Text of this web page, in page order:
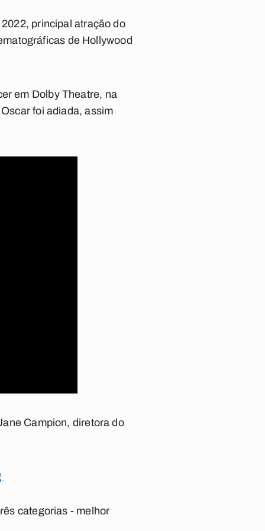
principal atração do
de Hollywood
em Dolby Theatre, na
foi adiada, assim
Campion, diretora do
categorias - melhor